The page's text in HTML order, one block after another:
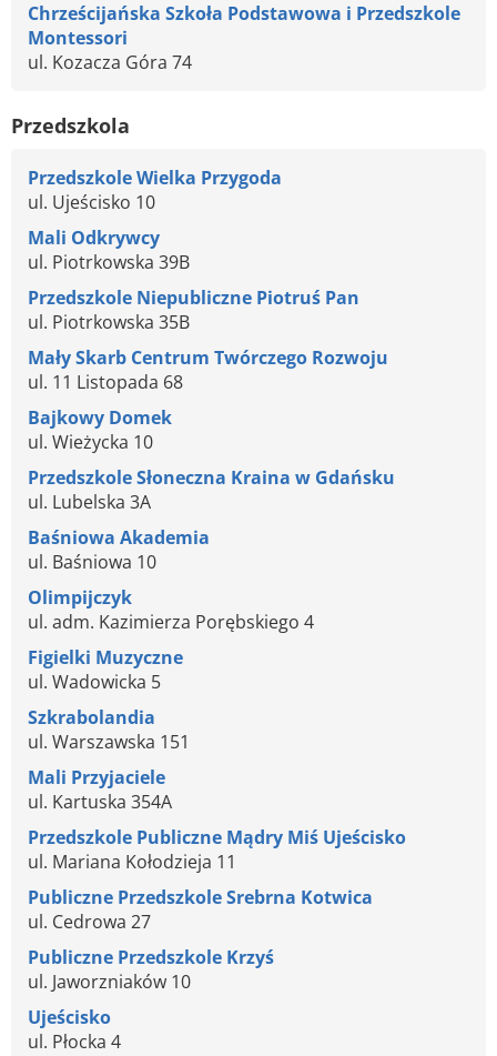
Chrześcijańska Szkoła Podstawowa i Przedszkole
Montessori
ul. Kozacza Góra 74
Przedszkola
Przedszkole Wielka Przygoda
ul. Ujeścisko 10
Mali Odkrywcy
ul. Piotrkowska 39B
Przedszkole Niepubliczne Piotruś Pan
ul. Piotrkowska 35B
Mały Skarb Centrum Twórczego Rozwoju
ul. 11 Listopada 68
Bajkowy Domek
ul. Wieżycka 10
Przedszkole Słoneczna Kraina w Gdańsku
ul. Lubelska 3A
Baśniowa Akademia
ul. Baśniowa 10
Olimpijczyk
ul. adm. Kazimierza Porębskiego 4
Figielki Muzyczne
ul. Wadowicka 5
Szkrabolandia
ul. Warszawska 151
Mali Przyjaciele
ul. Kartuska 354A
Przedszkole Publiczne Mądry Miś Ujeścisko
ul. Mariana Kołodzieja 11
Publiczne Przedszkole Srebrna Kotwica
ul. Cedrowa 27
Publiczne Przedszkole Krzyś
ul. Jaworzniaków 10
Ujeścisko
ul. Płocka 4